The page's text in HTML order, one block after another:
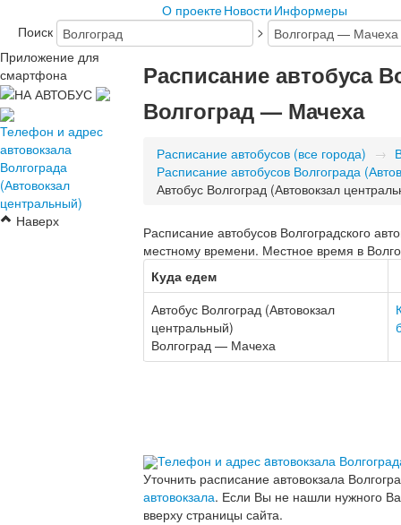
О проектеНовости Информеры
Поиск
>
Приложение для
смартфона
Телефон и адрес
автовокзала
Волгограда
(Автовокзал
центральный)
Наверх
Расписание автобуса
Волгоград — Мачеха
Расписание автобусов (все города) →
Расписание автобусов Волгограда
Автобус Волгоград (Автовокзал
Расписание автобусов Волгоградского
местному времени. Местное время в
Куда едем
Автобус Волгоград (Автовокзал
центральный)
Волгоград — Мачеха
Телефон и адрес aвтовокзала
Уточнить расписание автовокзала
автовокзала. Если Вы не нашли нужного
вверху страницы сайта.